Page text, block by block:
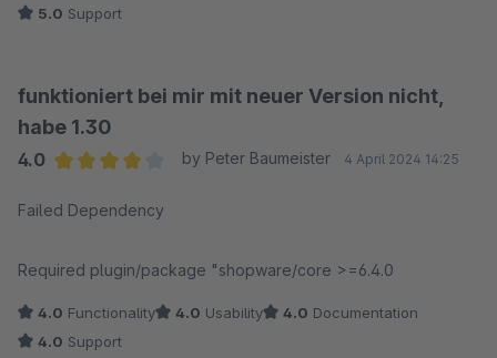
5.0 Support
funktioniert bei mir mit neuer Version nicht,
habe 1.30
4.0
by Peter Baumeister 4 April 2024 14:25
Failed Dependency
Required plugin/package "shopware/core >=6.4.0
4.0 Functionality 4.0 Usability 4.0 Documentation
4.0 Support